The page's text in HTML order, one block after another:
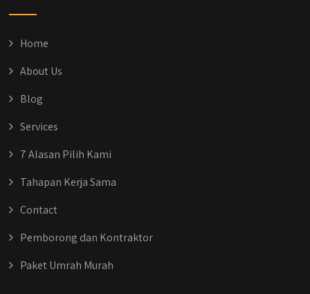
#kontraktorbekasi #kontraktorinteriorjakarta
#jasabangunrumahdepok
#jasadesainrumahmurah
#qyusipersada
Home
About Us
Blog
Services
7 Alasan Pilih Kami
Tahapan Kerja Sama
Contact
Pemborong dan Kontraktor
Paket Umrah Murah